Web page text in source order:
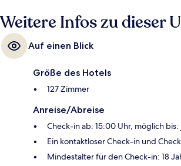
Weitere Infos zu dieser
Auf einen Blick
Größe des Hotels
127 Zimmer
Anreise/Abreise
Check-in ab: 15:00 Uhr, möglich
Ein kontaktloser Check-in und
Mindestalter für den Check-in: 18